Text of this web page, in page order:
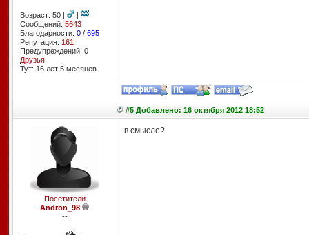
Возраст: 50 |
|
Сообщений: 5643
Благодарности: 0/ 695
Репутация: 161
Предупреждений: 0
Друзья
Тут: 16 лет 5 месяцев
#5 Добавлено: 16 октября 2012 18:52
Посетители
Andron_98
--
в смысле?